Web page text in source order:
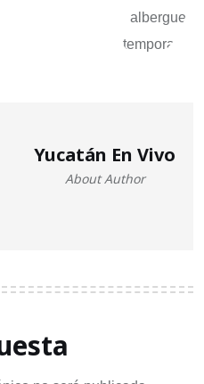
Yucatán En Vivo
About Author